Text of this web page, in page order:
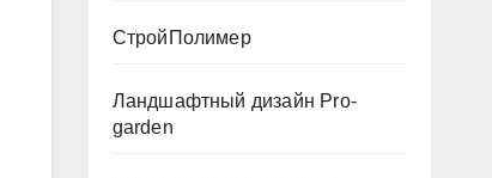
СтройПолимер
Ландшафтный дизайн Pro-
garden